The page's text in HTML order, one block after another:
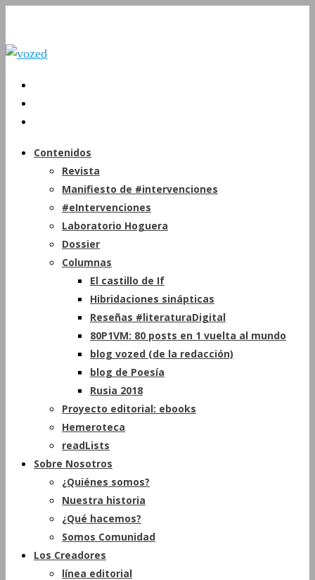
Contenidos
Revista
Manifiesto de #intervenciones
#eIntervenciones
Laboratorio Hoguera
Dossier
Columnas
El castillo de If
Hibridaciones sinápticas
Reseñas #literaturaDigital
80P1VM: 80 posts en 1 vuelta al mundo
blog vozed (de la redacción)
blog de Poesía
Rusia 2018
Proyecto editorial: ebooks
Hemeroteca
readLists
Sobre Nosotros
¿Quiénes somos?
Nuestra historia
¿Qué hacemos?
Somos Comunidad
Los Creadores
línea editorial